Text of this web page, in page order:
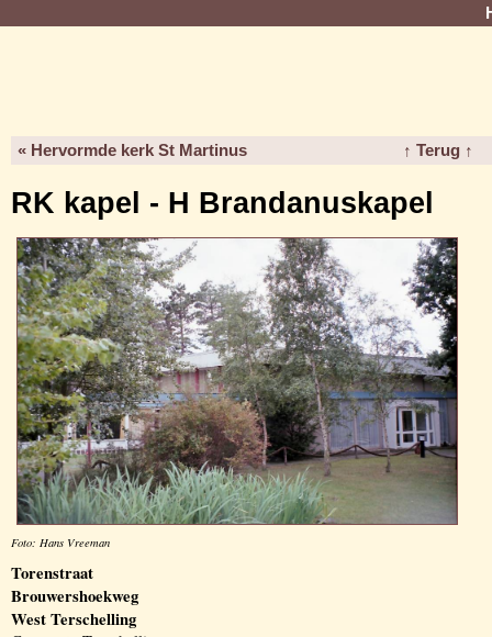
« Hervormde kerk St Martinus ↑ Terug ↑
RK kapel - H Brandanuskapel
Foto: Hans Vreeman
Torenstraat
Brouwershoekweg
West Terschelling